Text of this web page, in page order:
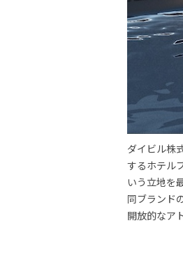
ダイビル株
するホテル
いう立地を
同ブランド
開放的なア